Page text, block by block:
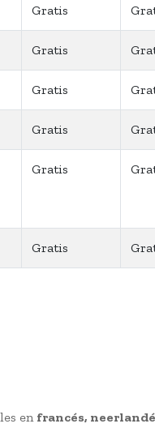
Gratis
Gratis
Gratis
Gratis
Gratis
Gratis
en francés,